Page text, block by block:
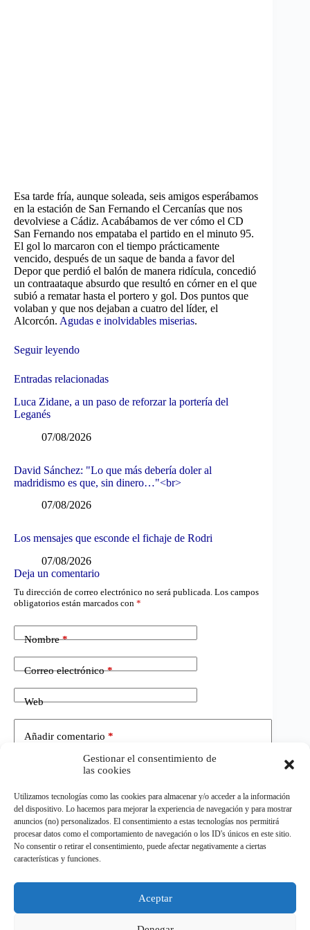
Gestionar el consentimiento de
las cookies
Utilizamos tecnologías como las cookies para almacenar y/o acceder a la información
del dispositivo. Lo hacemos para mejorar la experiencia de navegación y para mostrar
anuncios (no) personalizados. El consentimiento a estas tecnologías nos permitirá
procesar datos como el comportamiento de navegación o los ID's únicos en este sitio.
No consentir o retirar el consentimiento, puede afectar negativamente a ciertas
características y funciones.
Aceptar
Esa tarde fría, aunque soleada, seis amigos esperábamos
en la estación de San Fernando el Cercanías que nos
devolviese a Cádiz. Acabábamos de ver cómo el CD
San Fernando nos empataba el partido en el minuto 95.
El gol lo marcaron con el tiempo prácticamente
vencido, después de un saque de banda a favor del
Depor que perdió el balón de manera ridícula, concedió
un contraataque absurdo que resultó en córner en el que
subió a rematar hasta el portero y gol. Dos puntos que
volaban y que nos dejaban a cuatro del líder, el
Alcorcón. Agudas e inolvidables miserias.
Seguir leyendo
Entradas relacionadas
Luca Zidane, a un paso de reforzar la portería del
Leganés
07/08/2026
David Sánchez: "Lo que más debería doler al
madridismo es que, sin dinero…"<br>
07/08/2026
Los mensajes que esconde el fichaje de Rodri
07/08/2026
Deja un comentario
Tu dirección de correo electrónico no será publicada. Los campos
obligatorios están marcados con *
Nombre*
Correo electrónico*
Web
Añadir comentario *
Publicar el comentario
Todos los derechos reservados.